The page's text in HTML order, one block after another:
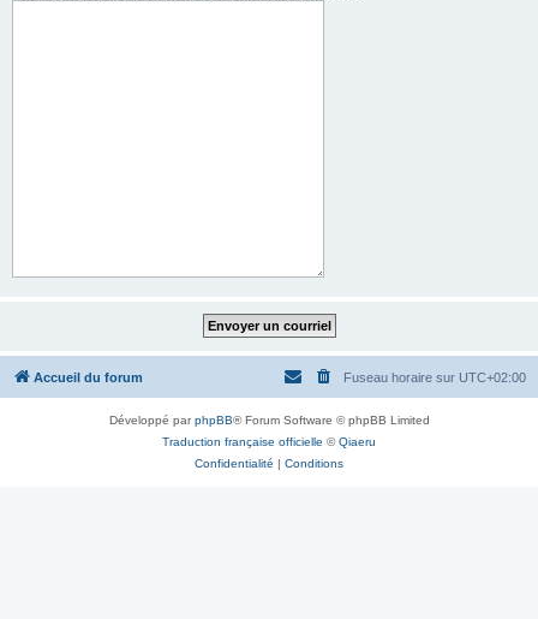
Accueil du forum Fuseau horaire sur UTC+02:00
Développé parphpBB® Forum Software © phpBB Limited
Traduction française officielle ©Qiaeru
Confidentialité | Conditions